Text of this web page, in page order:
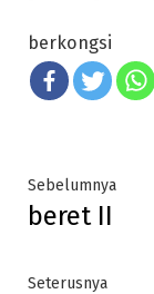
berkongsi
Post
navigation
Sebelumnya
beret II
SeterusnyaNext